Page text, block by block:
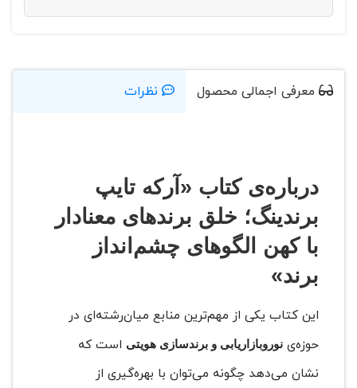
معرفی اجمالی محصول نظرات
درباره‌ی کتاب «آرکه تایپ
برندینگ؛ خلق برندهای معنادار
با کهن الگوهای چشم‌انداز
برند»
این کتاب یکی از مهم‌ترین منابع میان‌رشته‌ای در
حوزه‌ینوروبازاریابی و برندسازی هویتی است که
نشان می‌دهد چگونه می‌توان با بهره‌گیری از